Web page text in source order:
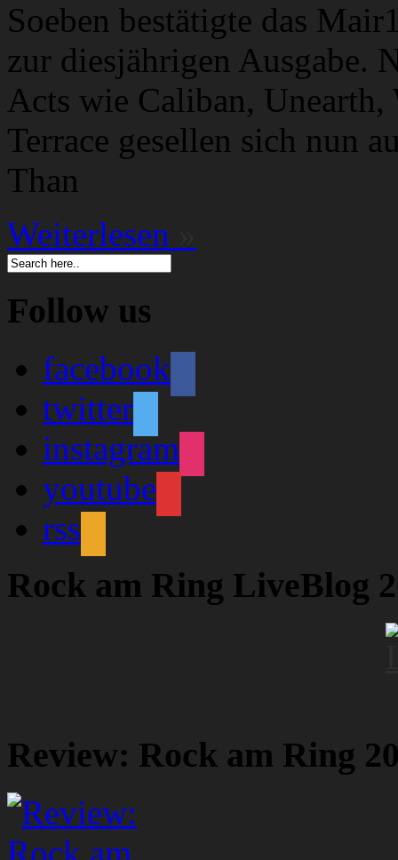
Soeben bestätigte das
zur diesjährigen Ausgabe.
Acts wie Caliban,
Terrace gesellen sich nun
Than
Weiterlesen
Follow us
facebook
twitter
instagram
youtube
rss
Rock am Ring LiveBlog
Review: Rock am Ring